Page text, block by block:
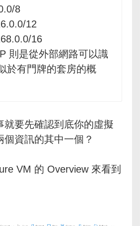
8
12
16
則是從外部網路可以識
於有門牌的套房的概
就要先確認到底你的虛擬
資訊的其中一個？
VM 的 Overview 來看到